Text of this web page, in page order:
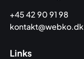
+45 42 90 91 98
kontakt@webko.dk
Links